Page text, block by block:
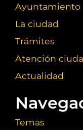
Ayuntamiento
La ciudad
Trámites
Atención
Actualidad
Temas